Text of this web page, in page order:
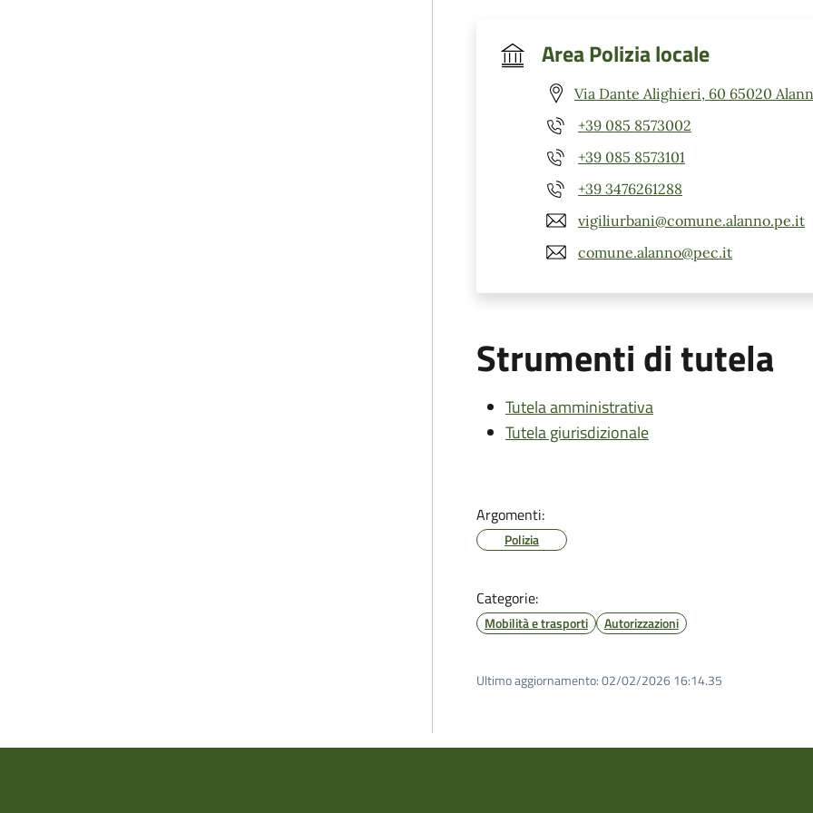
Area Polizia locale
Via Dante Alighieri, 60 65020
+39 085 8573002
+39 085 8573101
+39 3476261288
vigiliurbani@comune.alanno.pe.it
comune.alanno@pec.it
Strumenti di tutela
Tutela amministrativa
Tutela giurisdizionale
Argomenti:
Polizia
Categorie:
Mobilità e trasporti Autorizzazioni
Ultimo aggiornamento:02/02/2026 16:14.35